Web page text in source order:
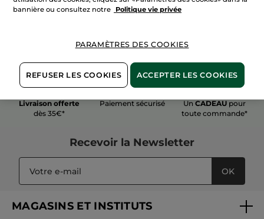
Livraison offerte
dès 35€*
Paiement sécurisé UnCADEAU pour
toute commande*
Recevoir la Newsletter
OK
MAGASINS ET INSTITUTS
bannière ou consultez notre
Politique vie privée
PARAMÈTRES DES COOKIES
REFUSER LES COOKIES ACCEPTER LES COOKIES